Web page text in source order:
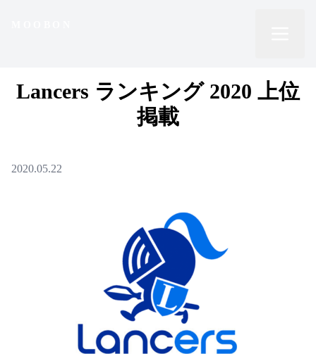
績
社
Lancers ランキング 2020 上位
掲載
2020.05.22